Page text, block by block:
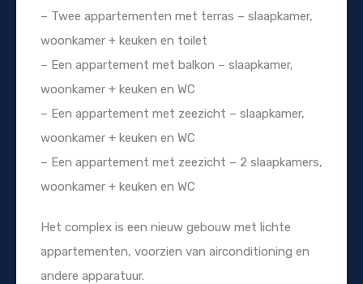
– Twee appartementen met terras – slaapkamer,
woonkamer + keuken en toilet
– Een appartement met balkon – slaapkamer,
woonkamer + keuken en WC
– Een appartement met zeezicht – slaapkamer,
woonkamer + keuken en WC
– Een appartement met zeezicht – 2 slaapkamers,
woonkamer + keuken en WC
Het complex is een nieuw gebouw met lichte
appartementen, voorzien van airconditioning en
andere apparatuur.